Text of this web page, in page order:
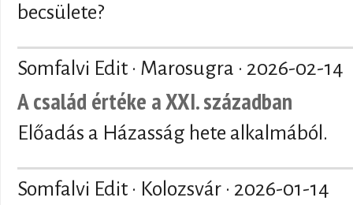
becsülete?
Somfalvi Edit · Marosugra · 2026-02-14
A család értéke a XXI. században
Előadás a Házasság hete alkalmából.
Somfalvi Edit · Kolozsvár · 2026-01-14